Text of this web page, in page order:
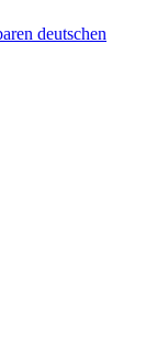
deutschen